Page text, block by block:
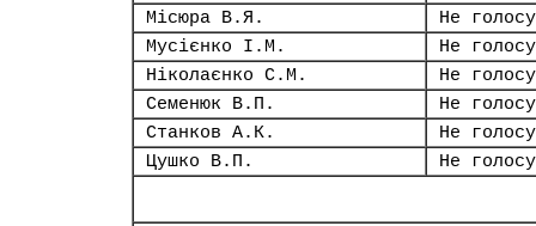
Місюра В.Я.
Не
Мусієнко І.М.
Не
Ніколаєнко С.М.
Не
Семенюк В.П.
Не
Станков А.К.
Не
Цушко В.П.
Не